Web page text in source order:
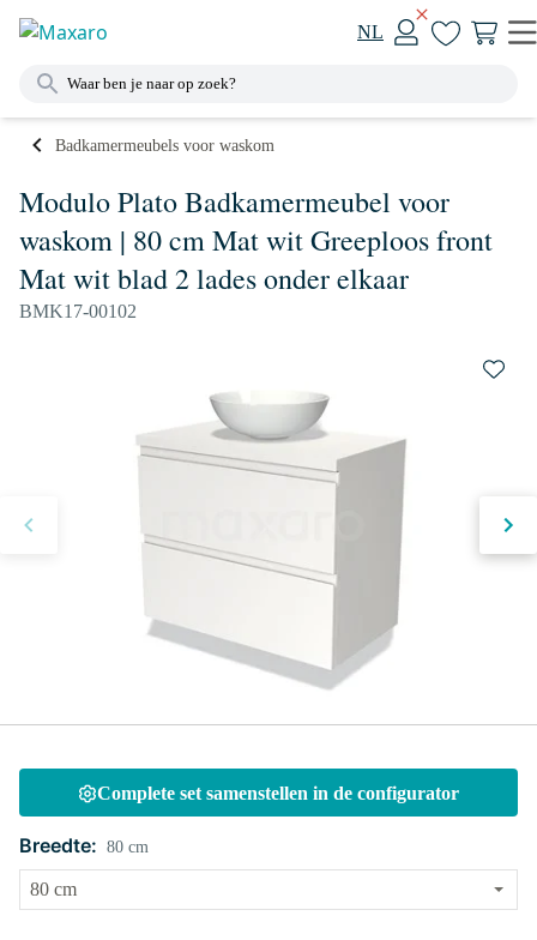
NL
Badkamermeubels voor waskom
Modulo Plato Badkamermeubel voor
waskom | 80 cm Mat wit Greeploos front
Mat wit blad 2 lades onder elkaar
BMK17-00102
Complete set samenstellen in de configurator
Breedte: 80 cm